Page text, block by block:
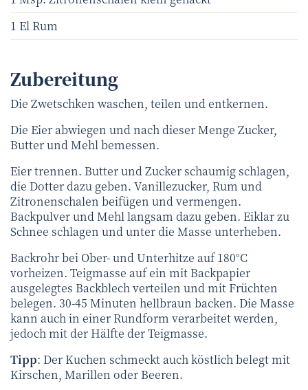
1 El Rum
Zubereitung
Die Zwetschken waschen, teilen und entkernen.
Die Eier abwiegen und nach dieser Menge Zucker,
Butter und Mehl bemessen.
Eier trennen. Butter und Zucker schaumig schlagen,
die Dotter dazu geben. Vanillezucker, Rum und
Zitronenschalen beifügen und vermengen.
Backpulver und Mehl langsam dazu geben. Eiklar zu
Schnee schlagen und unter die Masse unterheben.
Backrohr bei Ober- und Unterhitze auf 180°C
vorheizen. Teigmasse auf ein mit Backpapier
ausgelegtes Backblech verteilen und mit Früchten
belegen. 30-45 Minuten hellbraun backen. Die Masse
kann auch in einer Rundform verarbeitet werden,
jedoch mit der Hälfte der Teigmasse.
Tipp: Der Kuchen schmeckt auch köstlich belegt mit
Kirschen, Marillen oder Beeren.